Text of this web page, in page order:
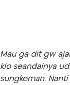
Mau ga dit gw
klo seandainya
sungkeman. Nanti